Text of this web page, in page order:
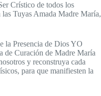
Crístico de todos los
Tuyas Amada Madre María,
la Presencia de Dios YO
de Curación de Madre María
y reconstruya cada
para que manifiesten la